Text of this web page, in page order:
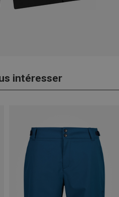
intéresser